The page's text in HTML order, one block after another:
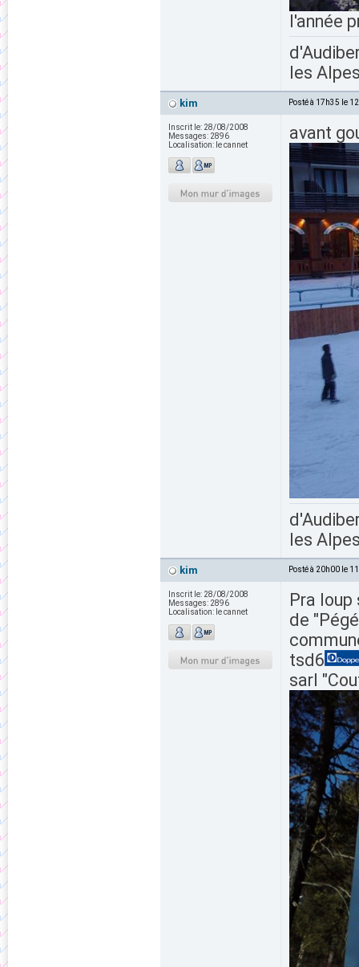
l'année
les
kim Posté à 17h35 le
Inscrit le: 28/08/2008
Messages: 2896
Localisation: le cannet
avant
les
kim Posté à 20h00 le
Inscrit le: 28/08/2008
Messages: 2896
Localisation: le cannet
Pra
de
tsd6
sarl